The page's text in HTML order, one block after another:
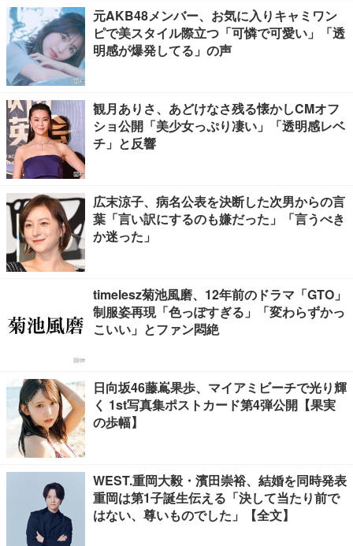
元AKB48メンバー、お気に入りキャミワン
ピで美スタイル際立つ「可憐で可愛い」「透
明感が爆発してる」の声
観月ありさ、あどけなさ残る懐かしCMオフ
ショ公開「美少女っぷり凄い」「透明感レベ
チ」と反響
広末涼子、病名公表を決断した次男からの言
葉「言い訳にするのも嫌だった」「言うべき
か迷った」
timelesz菊池風磨、12年前のドラマ「GTO」
制服姿再現「色っぽすぎる」「変わらずかっ
こいい」とファン悶絶
日向坂46藤嶌果歩、マイアミビーチで光り輝
く 1st写真集ポストカード第4弾公開【果実
の歩幅】
WEST.重岡大毅・濱田崇裕、結婚を同時発表
重岡は第1子誕生伝える「決して当たり前で
はない、尊いものでした」【全文】